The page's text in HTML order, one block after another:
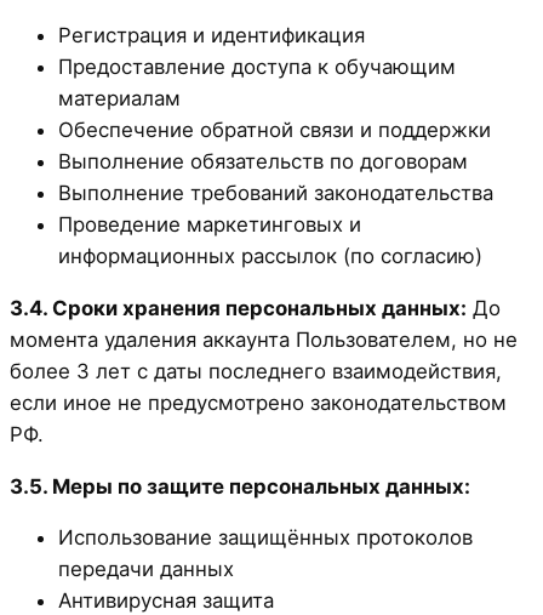
Регистрация и идентификация
Предоставление доступа к обучающим
материалам
Обеспечение обратной связи и поддержки
Выполнение обязательств по договорам
Выполнение требований законодательства
Проведение маркетинговых и
информационных рассылок (по согласию)
3.4. Сроки хранения персональных данных: До
момента удаления аккаунта Пользователем, но не
более 3 лет с даты последнего взаимодействия,
если иное не предусмотрено законодательством
РФ.
3.5. Меры по защите персональных данных:
Использование защищённых протоколов
передачи данных
Антивирусная защита